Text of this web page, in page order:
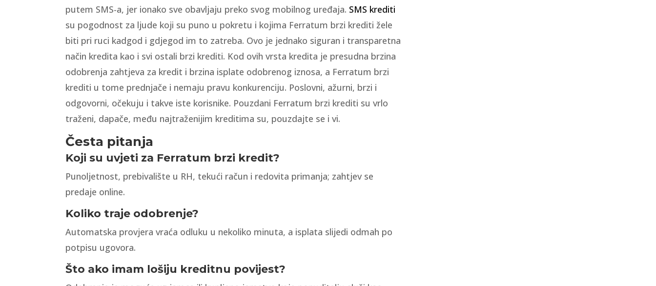
putem SMS-a, jer ionako sve obavljaju preko svog mobilnog uređaja. SMS krediti
su pogodnost za ljude koji su puno u pokretu i kojima Ferratum brzi krediti žele
biti pri ruci kadgod i gdjegod im to zatreba. Ovo je jednako siguran i transparetna
način kredita kao i svi ostali brzi krediti. Kod ovih vrsta kredita je presudna brzina
odobrenja zahtjeva za kredit i brzina isplate odobrenog iznosa, a Ferratum brzi
krediti u tome prednjače i nemaju pravu konkurenciju. Poslovni, ažurni, brzi i
odgovorni, očekuju i takve iste korisnike. Pouzdani Ferratum brzi krediti su vrlo
traženi, dapače, među najtraženijim kreditima su, pouzdajte se i vi.
Česta pitanja
Koji su uvjeti za Ferratum brzi kredit?
Punoljetnost, prebivalište u RH, tekući račun i redovita primanja; zahtjev se
predaje online.
Koliko traje odobrenje?
Automatska provjera vraća odluku u nekoliko minuta, a isplata slijedi odmah po
potpisu ugovora.
Što ako imam lošiju kreditnu povijest?